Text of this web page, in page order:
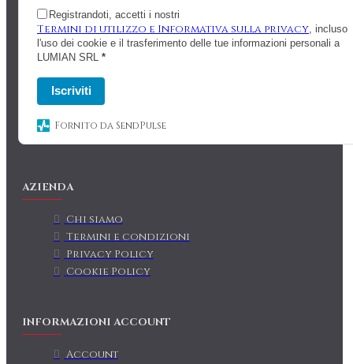
Registrandoti, accetti i nostri
Termini di utilizzo e Informativa sulla privacy, incluso
l'uso dei cookie e il trasferimento delle tue informazioni personali a
LUMIAN SRL *
Iscriviti
Fornito da SendPulse
AZIENDA
Chi siamo
Termini e condizioni
Privacy Policy
Cookie Policy
INFORMAZIONI ACCOUNT
Account